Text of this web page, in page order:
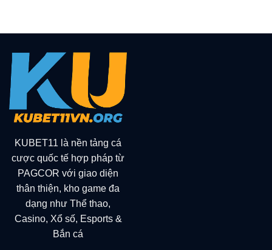
KUBET11 là nền tảng cá
cược quốc tế hợp pháp từ
PAGCOR với giao diện
thân thiện, kho game đa
dạng như Thể thao,
Casino, Xổ số, Esports &
Bắn cá